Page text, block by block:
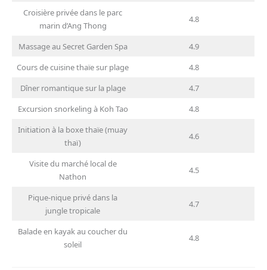
Croisière privée dans le parc
marin d’Ang Thong
4.8
Massage au Secret Garden Spa
4.9
Cours de cuisine thaïe sur plage
4.8
Dîner romantique sur la plage
4.7
Excursion snorkeling à Koh Tao
4.8
Initiation à la boxe thaïe (muay
thaï)
4.6
Visite du marché local de
Nathon
4.5
Pique-nique privé dans la
jungle tropicale
4.7
Balade en kayak au coucher du
soleil
4.8